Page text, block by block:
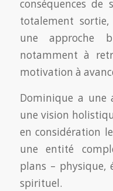
conséquences de
totalement
une approche
notamment à
motivation à
Dominique a une
une vision
en considération
une entité
plans – physique,
spirituel.